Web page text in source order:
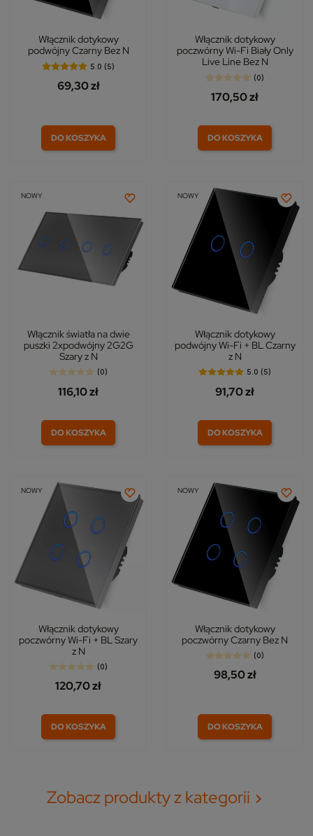
Włącznik dotykowy
podwójny Czarny Bez N
5.0 (5)
69,30 zł
DO KOSZYKA
Włącznik dotykowy
poczwórny Wi-Fi Biały Only
Live Line Bez N
(0)
170,50 zł
DO KOSZYKA
NOWY
Włącznik światła na dwie
puszki 2xpodwójny 2G2G
Szary z N
(0)
116,10 zł
DO KOSZYKA
NOWY
Włącznik dotykowy
podwójny Wi-Fi + BL Czarny
z N
5.0 (5)
91,70 zł
DO KOSZYKA
NOWY
Włącznik dotykowy
poczwórny Wi-Fi + BL Szary
z N
(0)
120,70 zł
DO KOSZYKA
NOWY
Włącznik dotykowy
poczwórny Czarny Bez N
(0)
98,50 zł
DO KOSZYKA
Zobacz produkty z kategorii 